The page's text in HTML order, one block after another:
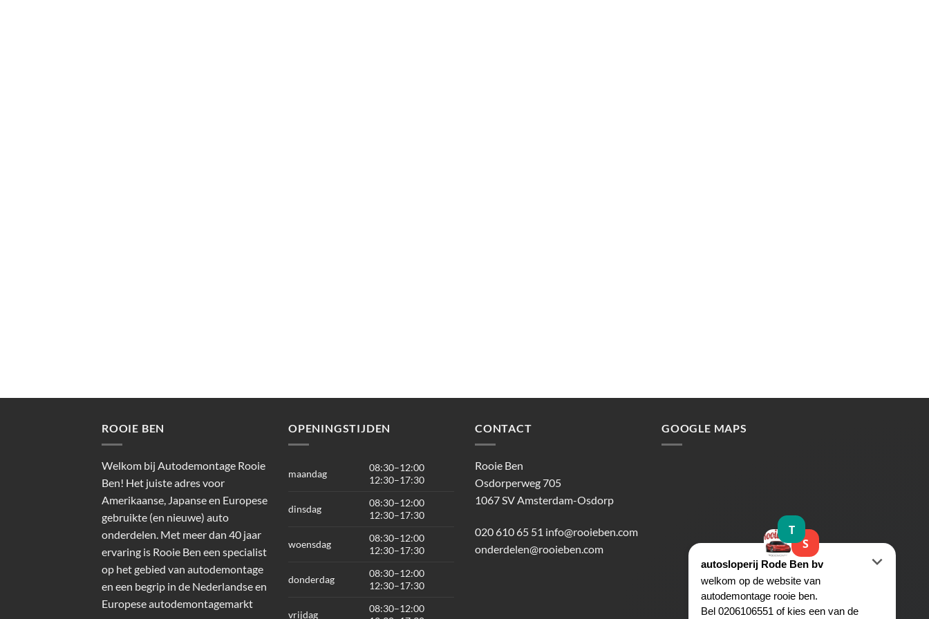
ROOIE BEN
Welkom bij Autodemontage Rooie
Ben! Het juiste adres voor
Amerikaanse, Japanse en Europese
gebruikte (en nieuwe) auto
onderdelen. Met meer dan 40 jaar
ervaring is Rooie Ben een specialist
op het gebied van autodemontage
en een begrip in de Nederlandse en
Europese autodemontagemarkt
OPENINGSTIJDEN
maandag
08:30–12:00
12:30–17:30
dinsdag
08:30–12:00
12:30–17:30
woensdag
08:30–12:00
12:30–17:30
donderdag
08:30–12:00
12:30–17:30
vrijdag
08:30–12:00
CONTACT
Rooie Ben
Osdorperweg 705
1067 SV Amsterdam-Osdorp
020 610 65 51 info@rooieben.com
onderdelen@rooieben.com
GOOGLE MAPS